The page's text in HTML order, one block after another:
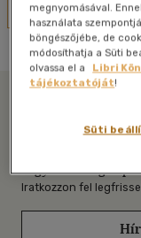
Művei
Nincs találat
Legyen mindig
Iratkozzon fel
megnyomásával.
használata
böngészőjébe, de
módosíthatja a Süti
olvassa el a
Libri
tájékoztatóját!
Süti